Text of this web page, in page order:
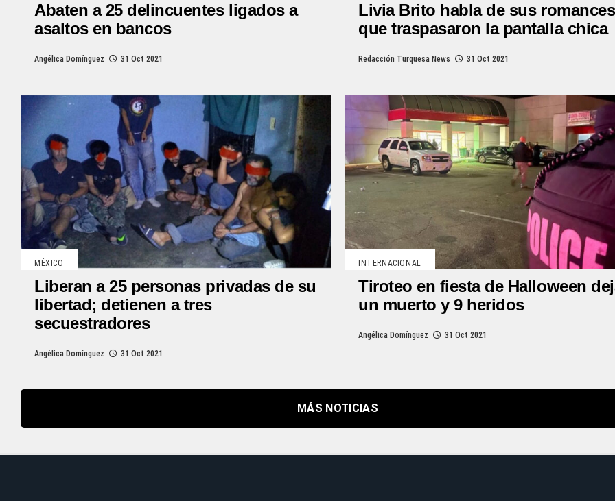
Abaten a 25 delincuentes ligados a
asaltos en bancos
Angélica Domínguez 31 Oct 2021
Livia Brito habla de sus romances
que traspasaron la pantalla chica
Redacción Turquesa News 31 Oct 2021
MÉXICO
Liberan a 25 personas privadas de su
libertad; detienen a tres
secuestradores
Angélica Domínguez 31 Oct 2021
INTERNACIONAL
Tiroteo en fiesta de Halloween
un muerto y 9 heridos
Angélica Domínguez 31 Oct 2021
MÁS NOTICIAS